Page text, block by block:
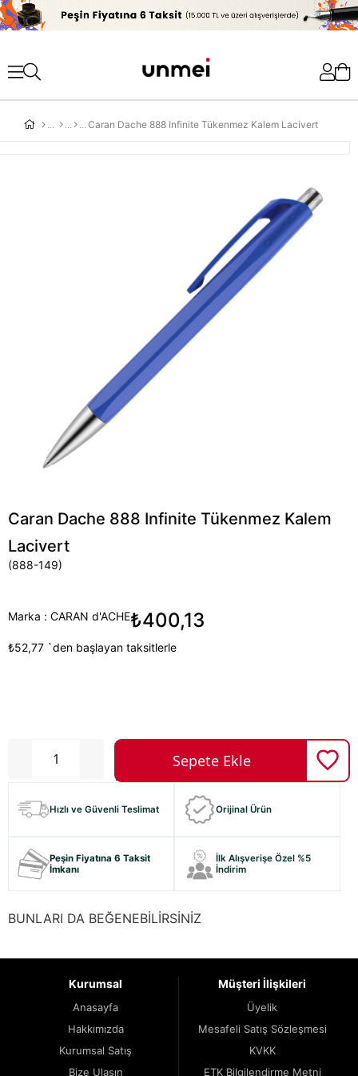
'
Caran Dache 888 Infinite Tükenmez Kalem Lacivert
Caran Dache 888 Infinite Tükenmez Kalem
Lacivert
(888-149)
Marka : CARAN d'ACHE₺400,13
₺52,77 `den başlayan taksitlerle
Hızlı ve Güvenli Teslimat Orijinal Ürün
Peşin Fiyatına 6 Taksit
İmkanı
İlk Alışverişe Özel %5
İndirim
BUNLARI DA BEĞENEBİLİRSİNİZ
Kurumsal
Anasayfa
Hakkımızda
Kurumsal Satış
Bize Ulaşın
Müşteri İlişkileri
Üyelik
Mesafeli Satış Sözleşmesi
KVKK
ETK Bilgilendirme Metni